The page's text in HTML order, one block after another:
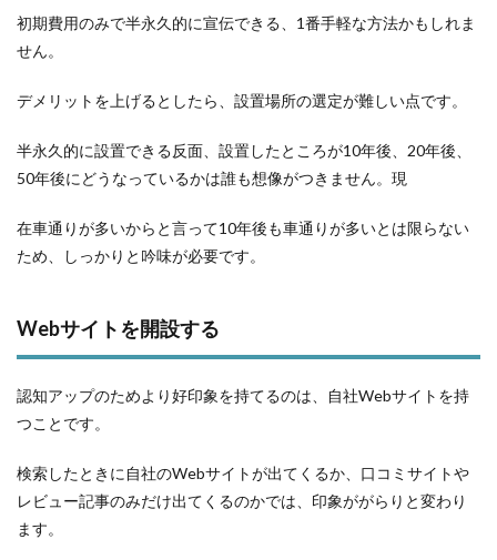
初期費用のみで半永久的に宣伝できる、1番手軽な方法かもしれま
せん。
デメリットを上げるとしたら、設置場所の選定が難しい点です。
半永久的に設置できる反面、設置したところが10年後、20年後、
50年後にどうなっているかは誰も想像がつきません。現
在車通りが多いからと言って10年後も車通りが多いとは限らない
ため、しっかりと吟味が必要です。
Webサイトを開設する
認知アップのためより好印象を持てるのは、自社Webサイトを持
つことです。
検索したときに自社のWebサイトが出てくるか、口コミサイトや
レビュー記事のみだけ出てくるのかでは、印象ががらりと変わり
ます。